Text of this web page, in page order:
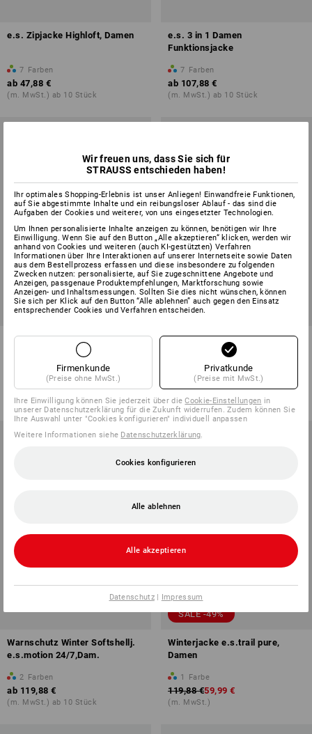
e.s. Zipjacke Highloft, Damen
7 Farben
ab 47,88 €
(m. MwSt.) ab 10 Stück
e.s. 3 in 1 Damen
Funktionsjacke
7 Farben
ab 107,88 €
(m. MwSt.) ab 10 Stück
Jacke e.s.vision stretch,
Farbe
ab 95,88 €
(m. MwSt.) ab 10 Stück
e.s. Funktions Sweatjacke
melange, Damen
Farben
ab 49,08 €
(m. MwSt.) ab 10 Stück
Warnschutz Winter Softshellj.
e.s.motion 24/7,Dam.
2 Farben
ab 119,88 €
(m. MwSt.) ab 10 Stück
SALE -49%
Winterjacke e.s.trail pure,
Damen
1 Farbe
119,88 €59,99 €
(m. MwSt.)
Wir freuen uns, dass Sie sich für
STRAUSS entschieden haben!
Ihr optimales Shopping-Erlebnis ist unser Anliegen! Einwandfreie Funktionen,
auf Sie abgestimmte Inhalte und ein reibungsloser Ablauf - das sind die
Aufgaben der Cookies und weiterer, von uns eingesetzter Technologien.
Um Ihnen personalisierte Inhalte anzeigen zu können, benötigen wir Ihre
Einwilligung. Wenn Sie auf den Button „Alle akzeptieren“ klicken, werden wir
anhand von Cookies und weiteren (auch KI-gestützten) Verfahren
Informationen über Ihre Interaktionen auf unserer Internetseite sowie Daten
aus dem Bestellprozess erfassen und diese insbesondere zu folgenden
Zwecken nutzen: personalisierte, auf Sie zugeschnittene Angebote und
Anzeigen, passgenaue Produktempfehlungen, Marktforschung sowie
Anzeigen- und Inhaltsmessungen. Sollten Sie dies nicht wünschen, können
Sie sich per Klick auf den Button “Alle ablehnen” auch gegen den Einsatz
entsprechender Cookies und Verfahren entscheiden.
Firmenkunde
(Preise ohne MwSt.)
Privatkunde
(Preise mit MwSt.)
Ihre Einwilligung können Sie jederzeit über dieCookie-Einstellungen in
unserer Datenschutzerklärung für die Zukunft widerrufen. Zudem können Sie
Ihre Auswahl unter "Cookies konfigurieren" individuell anpassen
Weitere Informationen siehe Datenschutzerklärung
Cookies konfigurieren
Alle ablehnen
Alle akzeptieren
Datenschutz| Impressum